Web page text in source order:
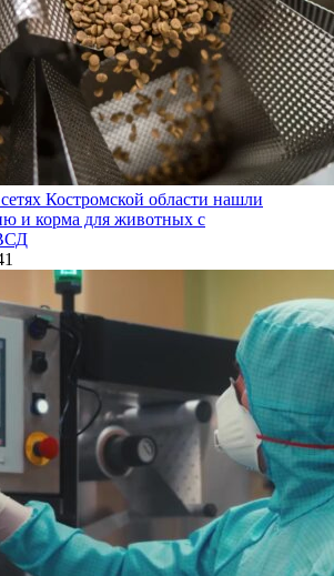
Костромской области нашли
и корма для животных с